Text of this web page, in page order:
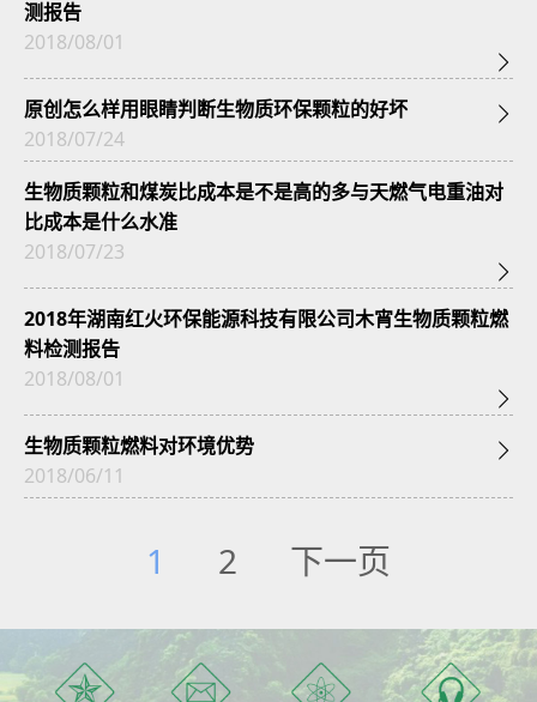
测报告

2018/08/01
原创怎么样用眼睛判断生物质环保颗粒的好坏 
2018/07/24
生物质颗粒和煤炭比成本是不是高的多与天燃气电重油对
比成本是什么水准

2018/07/23
2018年湖南红火环保能源科技有限公司木宵生物质颗粒燃
料检测报告

2018/08/01
生物质颗粒燃料对环境优势 
2018/06/11
1 2 下一页